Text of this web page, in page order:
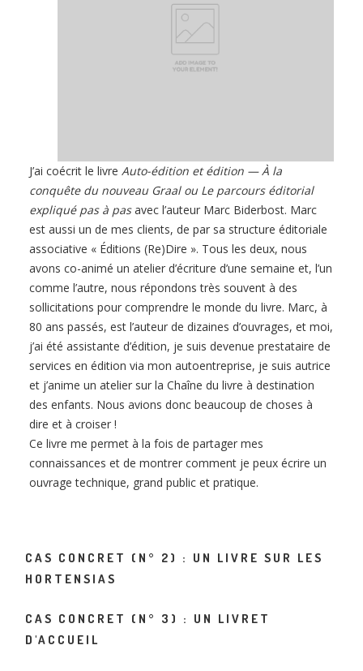
J’ai coécrit le livre Auto-édition et édition — À la
conquête du nouveau Graal ou Le parcours éditorial
expliqué pas à pasavec l’auteur Marc Biderbost. Marc
est aussi un de mes clients, de par sa structure éditoriale
associative « Éditions (Re)Dire ». Tous les deux, nous
avons co-animé un atelier d’écriture d’une semaine et, l’un
comme l’autre, nous répondons très souvent à des
sollicitations pour comprendre le monde du livre. Marc, à
80 ans passés, est l’auteur de dizaines d’ouvrages, et moi,
j’ai été assistante d’édition, je suis devenue prestataire de
services en édition via mon autoentreprise, je suis autrice
et j’anime un atelier sur la Chaîne du livre à destination
des enfants. Nous avions donc beaucoup de choses à
dire et à croiser !
Ce livre me permet à la fois de partager mes
connaissances et de montrer comment je peux écrire un
ouvrage technique, grand public et pratique.
CAS CONCRET (N° 2) : UN LIVRE SUR LES
HORTENSIAS
CAS CONCRET (N° 3) : UN LIVRET
D'ACCUEIL